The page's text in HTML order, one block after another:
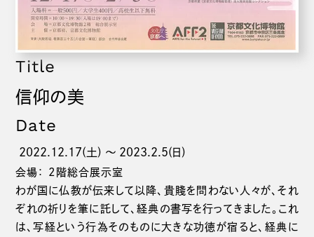
Title
信仰の美
Date
2022.12.17(土) 〜 2023.2.5(日)
会場： 2階総合展示室
わが国に仏教が伝来して以降、貴賤を問わない人々が、それ
ぞれの祈りを筆に託して、経典の書写を行ってきました。これ
は、写経という行為そのものに大きな功徳が宿ると、経典に